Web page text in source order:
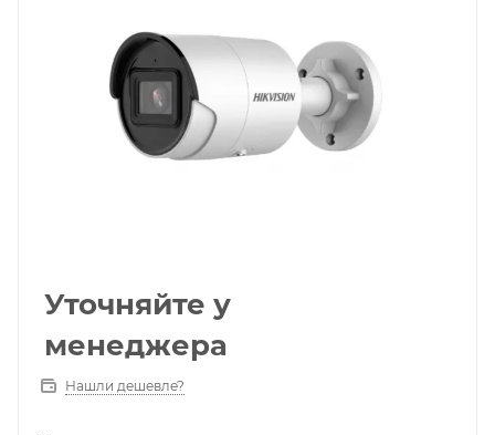
Уточняйте у
менеджера
Нашли дешевле?